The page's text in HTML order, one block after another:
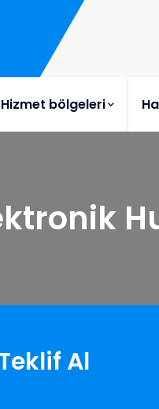
Hizmet bölgeleri
Al